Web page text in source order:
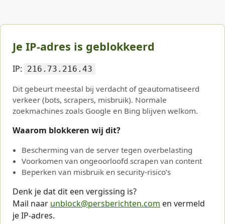
Je IP-adres is geblokkeerd
IP: 216.73.216.43
Dit gebeurt meestal bij verdacht of geautomatiseerd
verkeer (bots, scrapers, misbruik). Normale
zoekmachines zoals Google en Bing blijven welkom.
Waarom blokkeren wij dit?
Bescherming van de server tegen overbelasting
Voorkomen van ongeoorloofd scrapen van content
Beperken van misbruik en security-risico’s
Denk je dat dit een vergissing is?
Mail naar unblock@persberichten.com en vermeld
je IP-adres.